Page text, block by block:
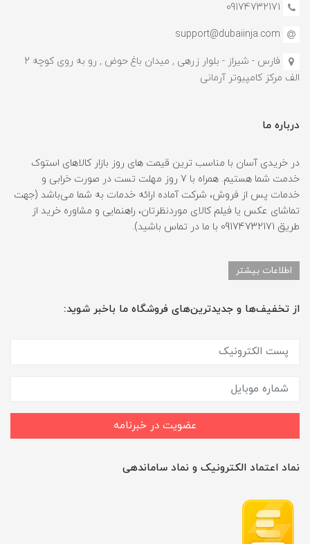
09174732171
support@dubaiinja.com
فارس - شیراز - بلوار زرهی , میدان باغ حوض , رو به روی کوچه 2
الف مرکز کامپیوتر آرمانی
درباره ما
در خریدی آسان با مناسب ترین قیمت های روز بازار کالاهای استوک
خدمت شما هستیم. همراه با 7 روز مهلت تست در صورت خرابی و
خدمات پس از فروش، شرکت آماده ارائه خدمات به شما می‌باشد (جهت
تماشای عکس یا فیلم کالای موردنظرتان، راهنمایی و مشاوره خرید از
طریق 09174732171 با ما در تماس باشید).
اطلاعات بیشتر
از تخفیف‌ها و جدیدترین‌های فروشگاه ما باخبر شوید:
عضویت در خبرنامه
نماد اعتماد الکترونیک و نماد ساماندهی